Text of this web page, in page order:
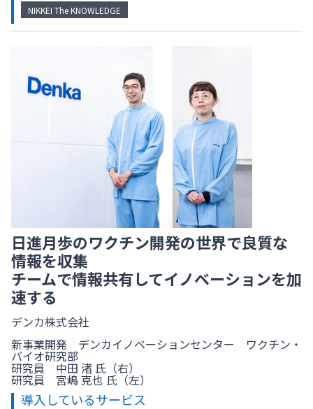
NIKKEI The KNOWLEDGE
日進月歩のワクチン開発の世界で良質な
情報を収集
チームで情報共有してイノベーションを加
速する
デンカ株式会社
新事業開発 デンカイノベーションセンター ワクチン・
バイオ研究部
研究員 中田 渚 氏（右）
研究員 宮嶋 克也 氏（左）
導入しているサービス